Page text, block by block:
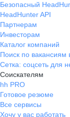
Безопасный
HeadHunter API
Партнерам
Инвесторам
Каталог компаний
Поиск по вакансиям
Сетка: соцсеть для
Соискателям
hh PRO
Готовое резюме
Все сервисы
Хочу у вас работать